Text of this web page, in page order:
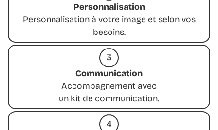
Personnalisation
Personnalisation à votre image et selon vos
besoins.
3
Communication
Accompagnement avec
un kit de communication.
4